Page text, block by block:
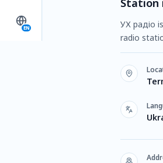
EN
Station
УХ радіо
radio